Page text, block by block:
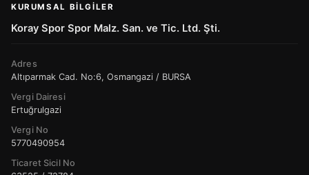
KURUMSAL BILGILER
Koray Spor Spor Malz. San. ve Tic. Ltd. Şti.
Adres
Altıparmak Cad. No:6, Osmangazi / BURSA
Vergi Dairesi
Ertuğrulgazi
Vergi No
5770490954
Ticaret Sicil No